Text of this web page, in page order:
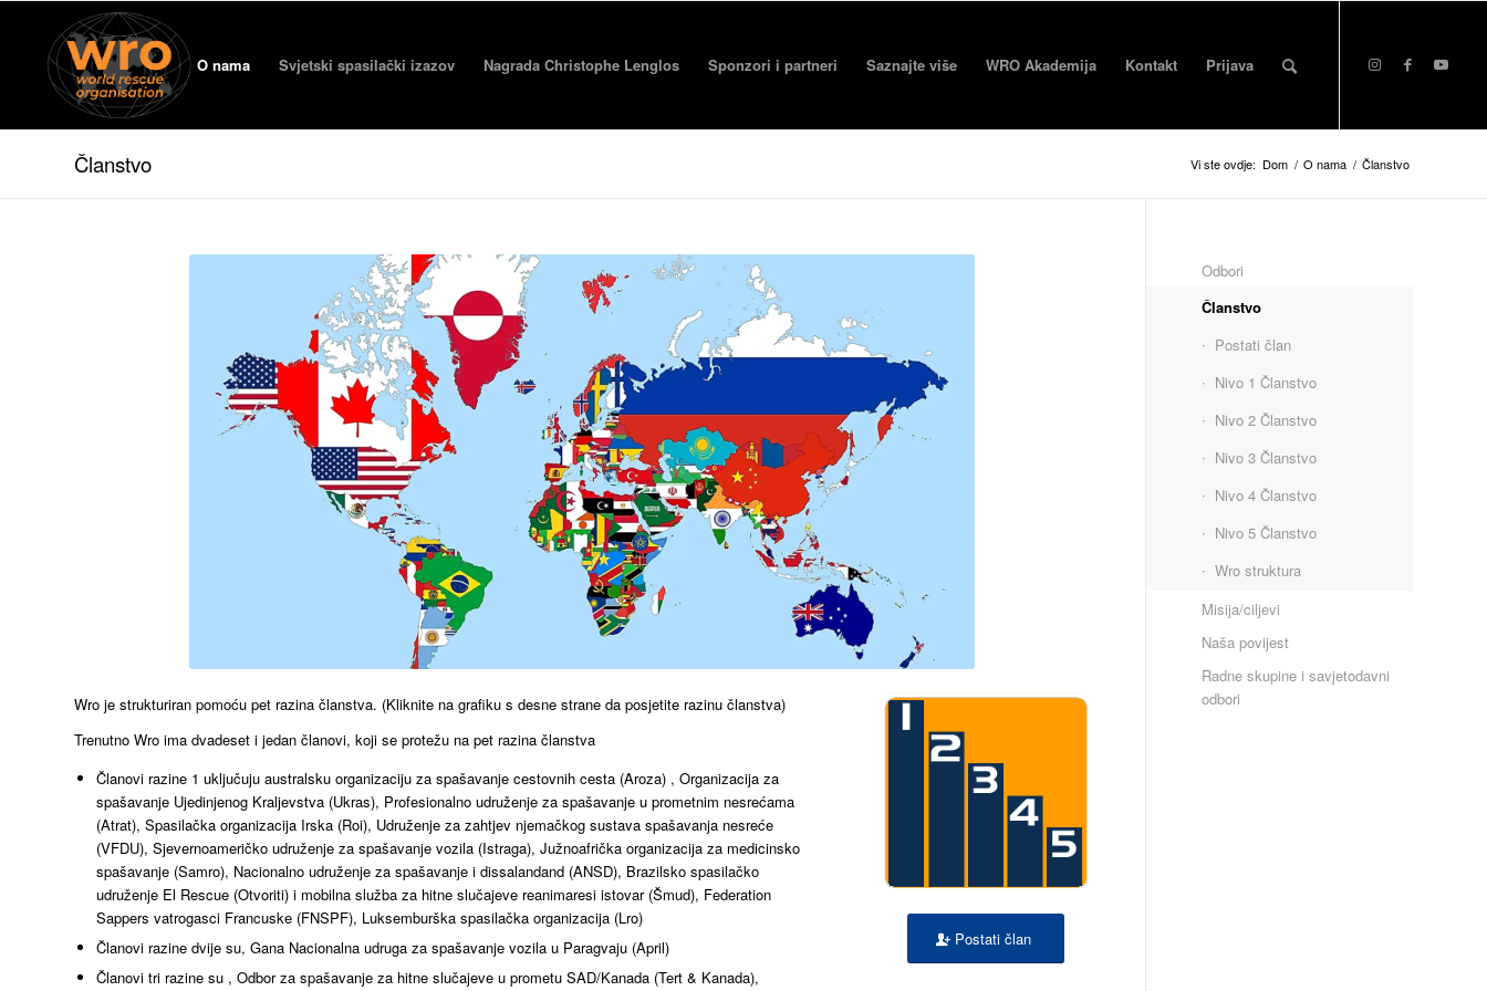
O nama Svjetski spasilački izazov Nagrada Christophe Lenglos Sponzori i partneri Saznajte više WRO Akademija Kontakt Prijava
Članstvo Vi ste ovdje: Dom / O nama / Članstvo
Wro je strukturiran pomoću pet razina članstva. (Kliknite na grafiku s desne strane da posjetite razinu članstva)
Trenutno Wro ima dvadeset i jedan članovi, koji se protežu na pet razina članstva
Članovi razine 1 uključuju australsku organizaciju za spašavanje cestovnih cesta (Aroza) , Organizacija za
spašavanje Ujedinjenog Kraljevstva (Ukras), Profesionalno udruženje za spašavanje u prometnim nesrećama
(Atrat), Spasilačka organizacija Irska (Roi), Udruženje za zahtjev njemačkog sustava spašavanja nesreće
(VFDU), Sjevernoameričko udruženje za spašavanje vozila (Istraga), Južnoafrička organizacija za medicinsko
spašavanje (Samro), Nacionalno udruženje za spašavanje i dissalandand (ANSD), Brazilsko spasilačko
udruženje El Rescue (Otvoriti) i mobilna služba za hitne slučajeve reanimaresi istovar (Šmud), Federation
Sappers vatrogasci Francuske (FNSPF), Luksemburška spasilačka organizacija (Lro)
Članovi razine dvije su, Gana Nacionalna udruga za spašavanje vozila u Paragvaju (April)
Članovi tri razine su , Odbor za spašavanje za hitne slučajeve u prometu SAD/Kanada (Tert & Kanada),
Postati član
Odbori
Članstvo
Postati član
Nivo 1 Članstvo
Nivo 2 Članstvo
Nivo 3 Članstvo
Nivo 4 Članstvo
Nivo 5 Članstvo
Wro struktura
Misija/ciljevi
Naša povijest
Radne skupine i savjetodavni
odbori